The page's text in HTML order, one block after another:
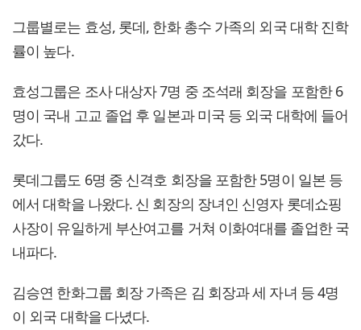
그룹별로는 효성, 롯데, 한화 총수 가족의 외국 대학 진학
률이 높다.
효성그룹은 조사 대상자 7명 중 조석래 회장을 포함한 6
명이 국내 고교 졸업 후 일본과 미국 등 외국 대학에 들어
갔다.
롯데그룹도 6명 중 신격호 회장을 포함한 5명이 일본 등
에서 대학을 나왔다. 신 회장의 장녀인 신영자 롯데쇼핑
사장이 유일하게 부산여고를 거쳐 이화여대를 졸업한 국
내파다.
김승연 한화그룹 회장 가족은 김 회장과 세 자녀 등 4명
이 외국 대학을 다녔다.